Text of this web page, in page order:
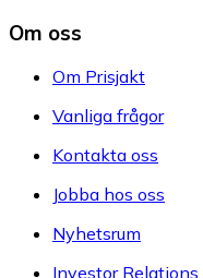
Om oss
Om Prisjakt
Vanliga frågor
Kontakta oss
Jobba hos oss
Nyhetsrum
Investor Relations